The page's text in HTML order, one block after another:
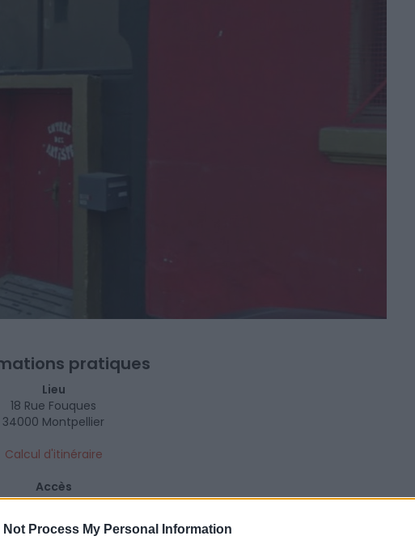
Not Process My Personal Information
pratiques
Lieu
18 Rue Fouques
34000 Montpellier
Calcul d'itinéraire
Accès
Tram : Rondelet
Site web